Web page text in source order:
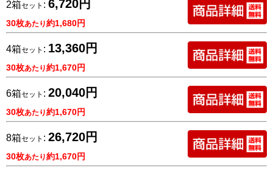
2箱セット : 6,720円
30枚あたり約1,680円
4箱セット : 13,360円
30枚あたり約1,670円
6箱セット : 20,040円
30枚あたり約1,670円
8箱セット : 26,720円
30枚あたり約1,670円